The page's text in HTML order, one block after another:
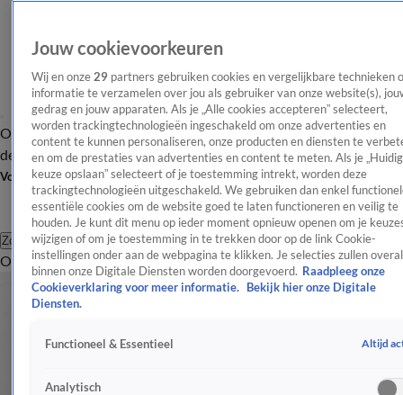
OverzichtAfleveringen Entertainment TV Algemeen
Tip
de redactieNieuwsbrief
Volg Shownieuws
Zoeken
OverzichtEntertainmentSpraakmakendRealityCrimeVideo's
Jouw cookievoorkeuren
Wij en onze 29 partners gebruiken cookies en vergelijkbare technieken
informatie te verzamelen over jou als gebruiker van onze website(s),
gedrag en jouw apparaten. Als je „Alle cookies accepteren” selecteert,
worden trackingtechnologieën ingeschakeld om onze advertenties en
content te kunnen personaliseren, onze producten en diensten te
en om de prestaties van advertenties en content te meten. Als je
keuze opslaan” selecteert of je toestemming intrekt, worden deze
trackingtechnologieën uitgeschakeld. We gebruiken dan enkel
essentiële cookies om de website goed te laten functioneren en veilig te
houden. Je kunt dit menu op ieder moment opnieuw openen om je
wijzigen of om je toestemming in te trekken door op de link Cookie-
instellingen onder aan de webpagina te klikken. Je selecties zullen overal
binnen onze Digitale Diensten worden doorgevoerd. Raadpleeg onze
Cookieverklaring voor meer informatie.
Bekijk hier onze Digitale
Diensten.
Functioneel & Essentieel Altijd
Analytisch